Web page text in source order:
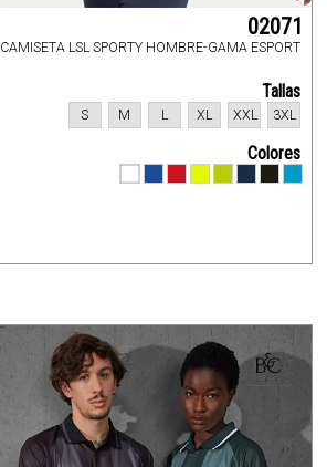
02071
CAMISETA LSL SPORTY HOMBRE-GAMA ESPORT
Tallas
3XL
XXL
XL
L
M
S
Colores